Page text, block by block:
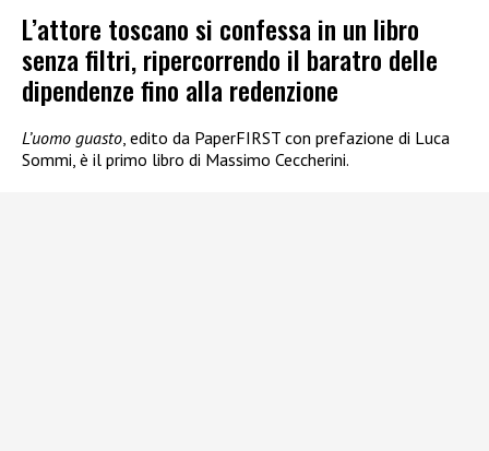
L’attore toscano si confessa in un libro
senza filtri, ripercorrendo il baratro delle
dipendenze fino alla redenzione
L’uomo guasto , edito da PaperFIRST con prefazione di Luca
Sommi, è il primo libro di Massimo Ceccherini.